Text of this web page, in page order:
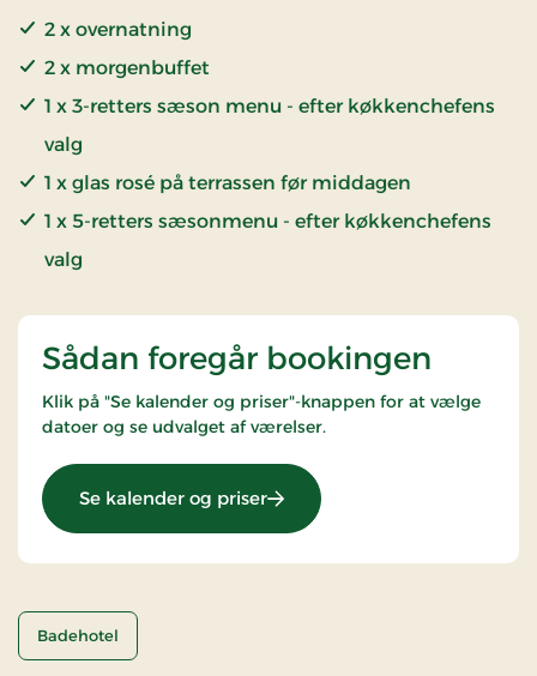
2 x overnatning
2 x morgenbuffet
1 x 3-retters sæson menu - efter køkkenchefens
valg
1 x glas rosé på terrassen før middagen
1 x 5-retters sæsonmenu - efter køkkenchefens
valg
Sådan foregår bookingen
Klik på "Se kalender og priser"-knappen for at vælge
datoer og se udvalget af værelser.
Se kalender og priser: Sommerophold
Badehotel